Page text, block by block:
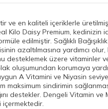
ve en kaliteli içeriklerle
Daisy Premium, kedinizin
edilmiştir. Sağlıklı
azaltılmasına yardımcı
desteklemek üzere
oluşumundan korumaya
A Vitamini ve Niyasin
sindirimin
destekler. Dengeli